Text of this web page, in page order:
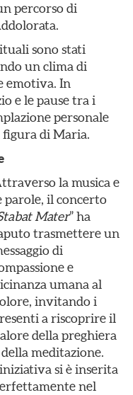
percorso di
sono stati
un clima di
emotiva. In
e le pause tra i
personale
figura di Maria.
la musica e
parole, il concerto
Mater” ha
trasmettere un
di
e
umana al
invitando i
a riscoprire il
della preghiera
della meditazione.
si è inserita
nel